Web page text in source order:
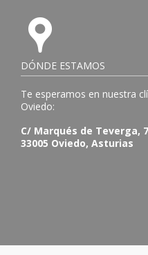
DÓNDE ESTAMOS
Te esperamos en nuestra
Oviedo:
C/ Marqués de Teverga,
33005 Oviedo, Asturias